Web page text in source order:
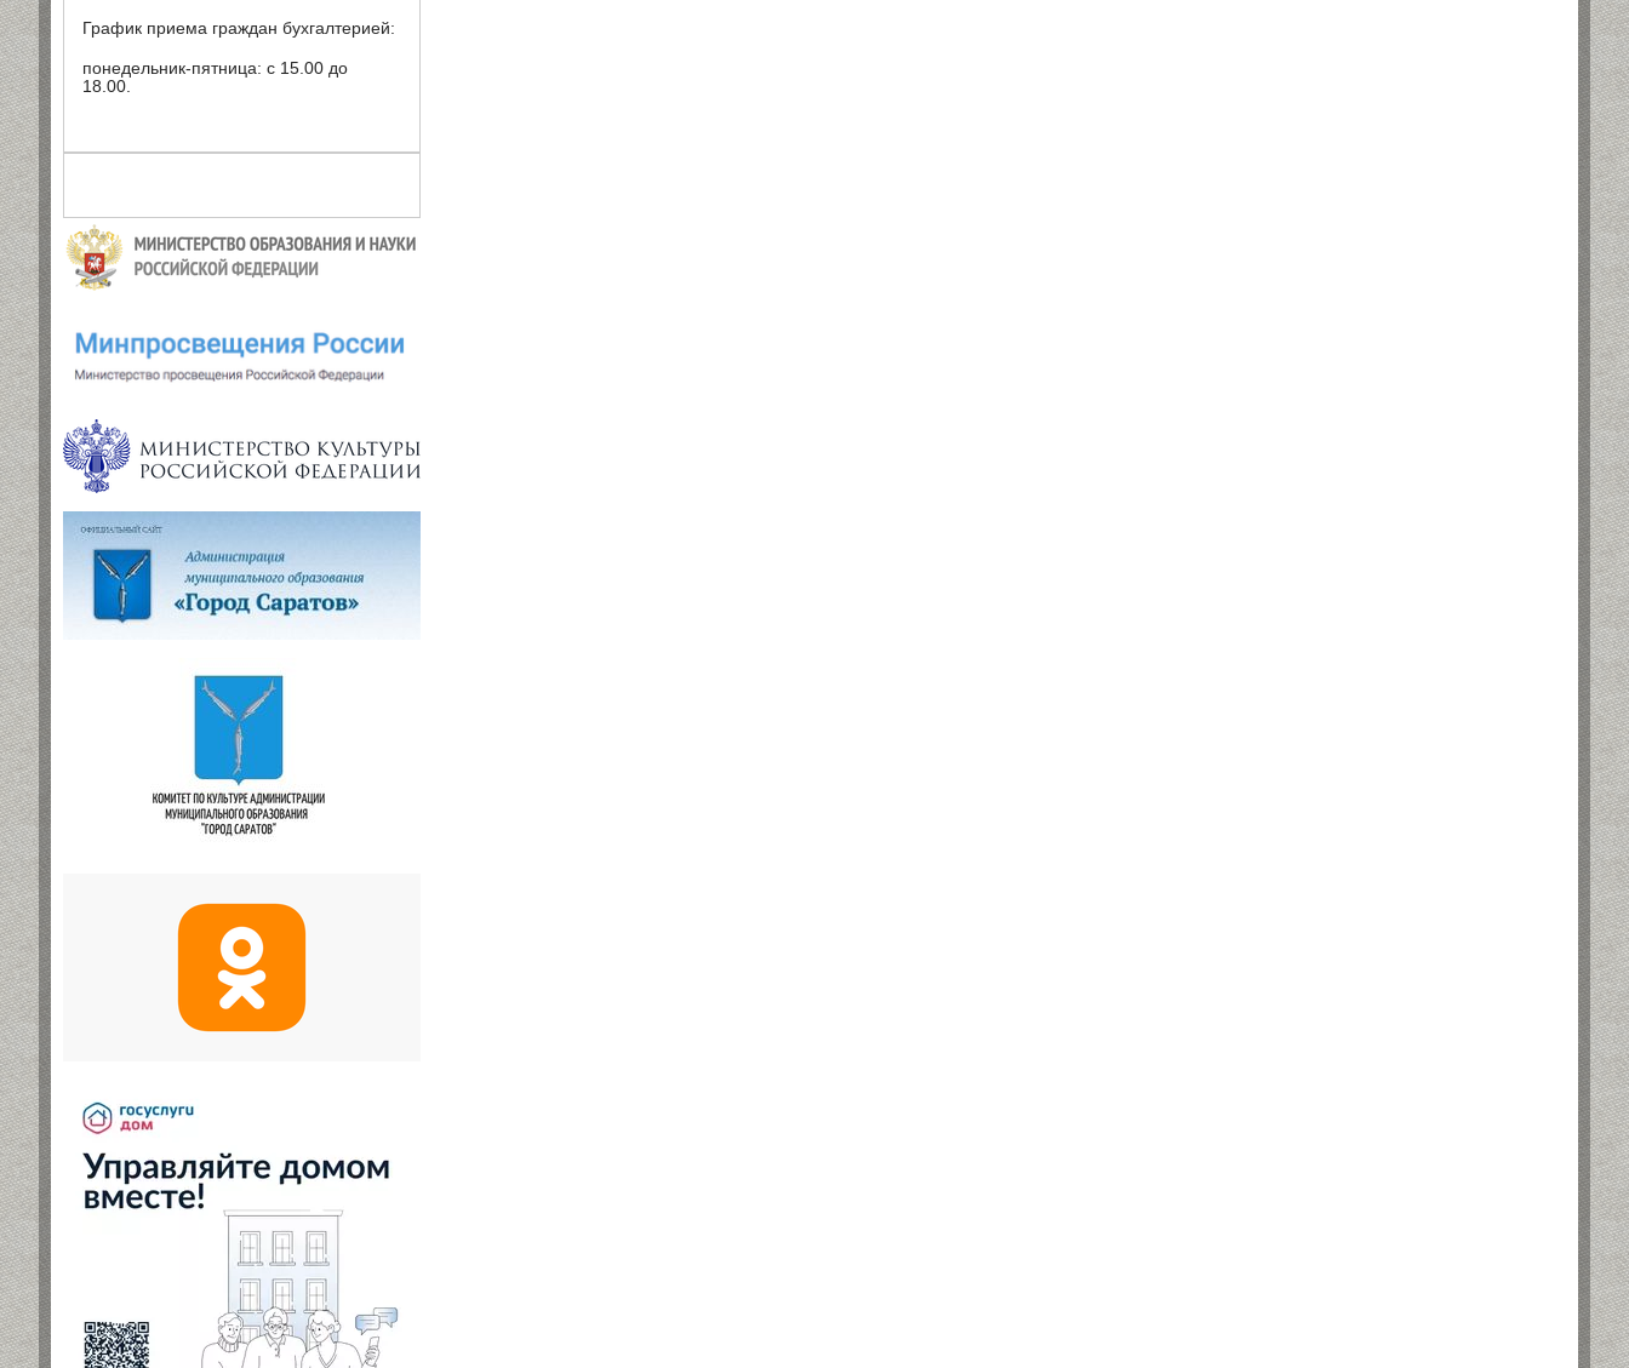
График приема граждан бухгалтерией:
понедельник-пятница: с 15.00 до
18.00.